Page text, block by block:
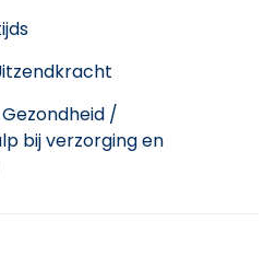
Gezondheid /
bij verzorging en